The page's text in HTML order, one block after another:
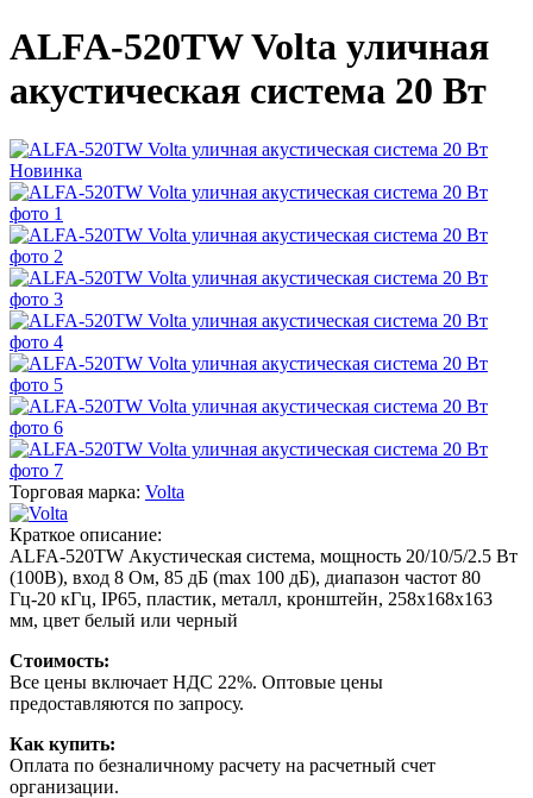
ALFA-520TW Volta уличная
акустическая система 20 Вт
Новинка
Торговая марка: Volta
Краткое описание:
ALFA-520TW Акустическая система, мощность 20/10/5/2.5 Вт
(100В), вход 8 Ом, 85 дБ (max 100 дБ), диапазон частот 80
Гц-20 кГц, IP65, пластик, металл, кронштейн, 258х168х163
мм, цвет белый или черный
Стоимость:
Все цены включает НДС 22%. Оптовые цены
предоставляются по запросу.
Как купить:
Оплата по безналичному расчету на расчетный счет
организации.